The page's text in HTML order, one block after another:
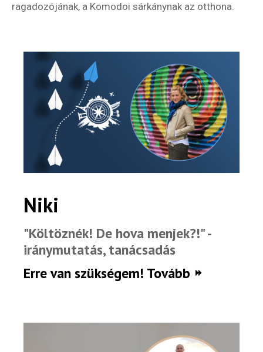
ragadozójának, a Komodoi sárkánynak az otthona.
Niki
"Költöznék! De hova menjek?!" -
iránymutatás, tanácsadás
Erre van szükségem! Tovább